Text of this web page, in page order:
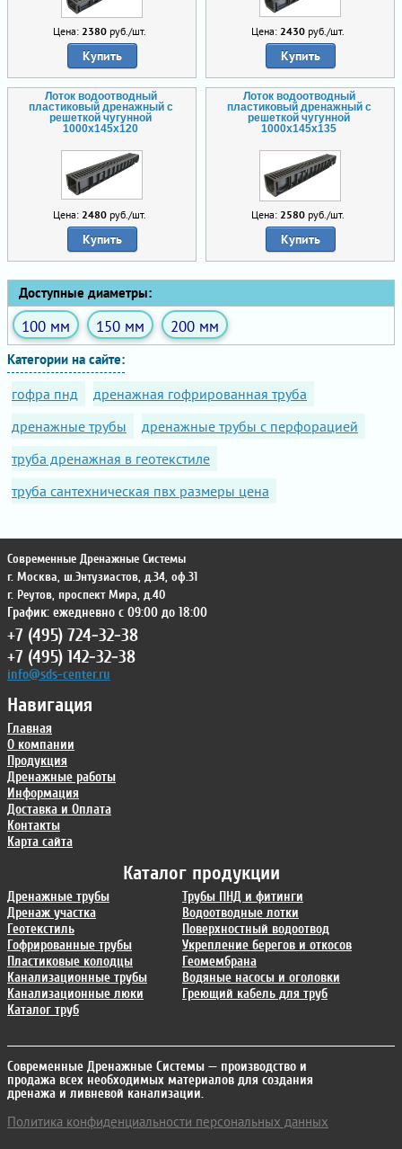
Цена: 2380 руб./шт.
Купить
Цена: 2430 руб./шт.
Купить
Лоток водоотводный
пластиковый дренажный с
решеткой чугунной
1000x145x120
Цена: 2480 руб./шт.
Купить
Лоток водоотводный
пластиковый дренажный с
решеткой чугунной
1000x145x135
Цена: 2580 руб./шт.
Купить
Доступные диаметры:
100 мм 150 мм 200 мм
Категории на сайте:
гофра пнд
дренажная гофрированная труба
дренажные трубы
дренажные трубы с перфорацией
труба дренажная в геотекстиле
труба сантехническая пвх размеры цена
Каталог продукции
Дренажные трубы
Дренаж участка
Геотекстиль
Гофрированные трубы
Пластиковые колодцы
Канализационные трубы
Канализационные люки
Каталог труб
Трубы ПНД и фитинги
Водоотводные лотки
Поверхностный водоотвод
Укрепление берегов и откосов
Геомембрана
Водяные насосы и оголовки
Греющий кабель для труб
Навигация
Главная
О компании
Продукция
Дренажные работы
Информация
Доставка и Оплата
Контакты
Карта сайта
Современные Дренажные Системы
г. Москва, ш.Энтузиастов, д.34, оф.31
г. Реутов, проспект Мира, д.40
График: ежедневно с 09:00 до 18:00
+7 (495) 724-32-38
+7 (495) 142-32-38
info@sds-center.ru
Современные Дренажные Системы — производство и
продажа всех необходимых материалов для создания
дренажа и ливневой канализации.
Политика конфиденциальности персональных данных